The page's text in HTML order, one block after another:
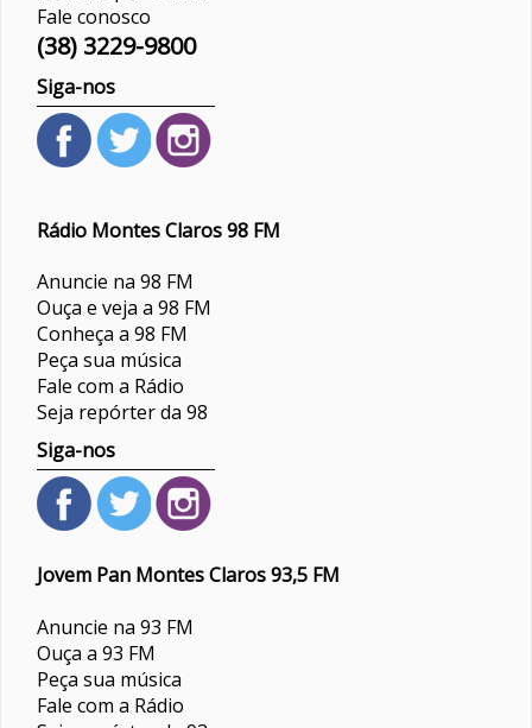
Fale conosco
(38) 3229-9800
Siga-nos
Rádio Montes Claros 98 FM
Anuncie na 98 FM
Ouça e veja a 98 FM
Conheça a 98 FM
Peça sua música
Fale com a Rádio
Seja repórter da 98
Siga-nos
Jovem Pan Montes Claros 93,5 FM
Anuncie na 93 FM
Ouça a 93 FM
Peça sua música
Fale com a Rádio